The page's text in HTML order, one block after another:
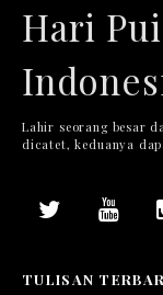
Hari
Lahir seorang besar
dicatet, keduanya
TULISAN